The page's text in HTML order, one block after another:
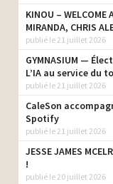
KINOU – WELCOME
MIRANDA, CHRIS
publié le 21 juillet 2026
GYMNASIUM —
L’IA au service du
publié le 21 juillet 2026
CaleSon
Spotify
publié le 21 juillet 2026
JESSE JAMES
!
publié le 20 juillet 2026